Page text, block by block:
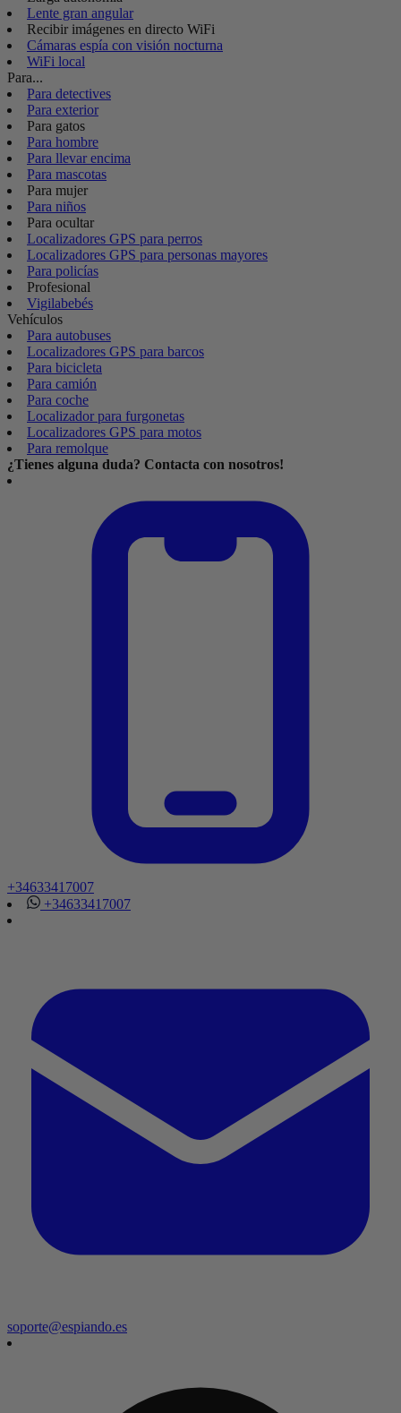
Lente gran angular
Recibir imágenes en directo WiFi
Cámaras espía con visión nocturna
WiFi local
Para...
Para detectives
Para exterior
Para gatos
Para hombre
Para llevar encima
Para mascotas
Para mujer
Para niños
Para ocultar
Localizadores GPS para perros
Localizadores GPS para personas mayores
Para policías
Profesional
Vigilabebés
Vehículos
Para autobuses
Localizadores GPS para barcos
Para bicicleta
Para camión
Para coche
Localizador para furgonetas
Localizadores GPS para motos
Para remolque
¿Tienes alguna duda? Contacta con nosotros!
+34633417007
+34633417007
soporte@espiando.es